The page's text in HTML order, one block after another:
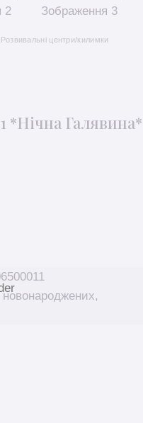
Розвивальні центри/килимки
*Нічна Галявина*
,